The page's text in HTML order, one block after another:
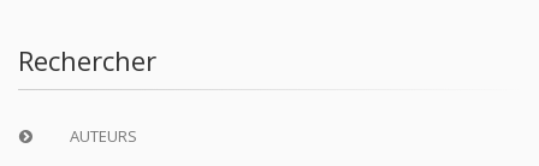
Rechercher
AUTEURS